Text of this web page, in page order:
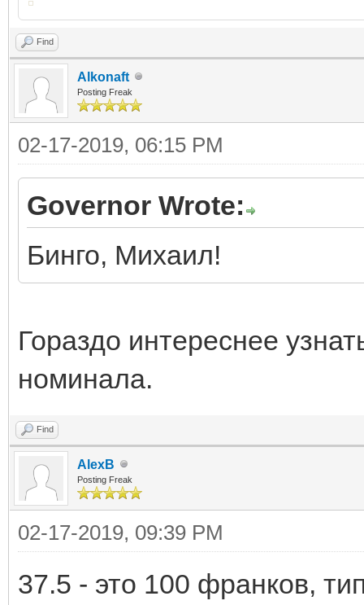
Find
Alkonaft
Posting Freak
02-17-2019, 06:15 PM
Governor Wrote:
Бинго, Михаил!
Гораздо интереснее
номинала.
Find
AlexB
Posting Freak
02-17-2019, 09:39 PM
37.5 - это 100 франков,